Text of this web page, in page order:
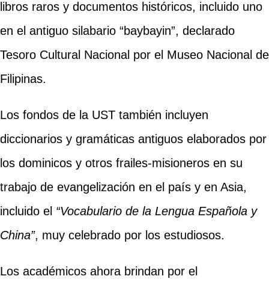
libros raros y documentos históricos, incluido uno
en el antiguo silabario “baybayin”, declarado
Tesoro Cultural Nacional por el Museo Nacional de
Filipinas.
Los fondos de la UST también incluyen
diccionarios y gramáticas antiguos elaborados por
los dominicos y otros frailes-misioneros en su
trabajo de evangelización en el país y en Asia,
incluido el “Vocabulario de la Lengua Española y
China”, muy celebrado por los estudiosos.
Los académicos ahora brindan por el